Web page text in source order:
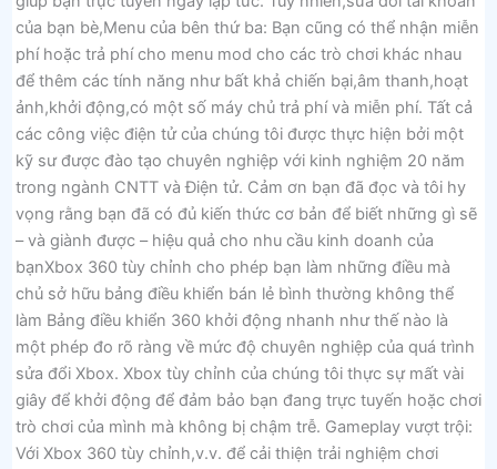
của bạn bè,Menu của bên thứ ba: Bạn cũng có thể nhận miễn
phí hoặc trả phí cho menu mod cho các trò chơi khác nhau
để thêm các tính năng như bất khả chiến bại,âm thanh,hoạt
ảnh,khởi động,có một số máy chủ trả phí và miễn phí. Tất cả
các công việc điện tử của chúng tôi được thực hiện bởi một
kỹ sư được đào tạo chuyên nghiệp với kinh nghiệm 20 năm
trong ngành CNTT và Điện tử. Cảm ơn bạn đã đọc và tôi hy
vọng rằng bạn đã có đủ kiến ​​thức cơ bản để biết những gì sẽ
– và giành được – hiệu quả cho nhu cầu kinh doanh của
bạnXbox 360 tùy chỉnh cho phép bạn làm những điều mà
chủ sở hữu bảng điều khiển bán lẻ bình thường không thể
làm Bảng điều khiển 360 khởi động nhanh như thế nào là
một phép đo rõ ràng về mức độ chuyên nghiệp của quá trình
sửa đổi Xbox. Xbox tùy chỉnh của chúng tôi thực sự mất vài
giây để khởi động để đảm bảo bạn đang trực tuyến hoặc chơi
trò chơi của mình mà không bị chậm trễ. Gameplay vượt trội:
Với Xbox 360 tùy chỉnh,v.v. để cải thiện trải nghiệm chơi